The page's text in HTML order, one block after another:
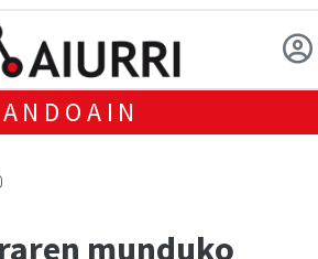
ANDOAIN
munduko